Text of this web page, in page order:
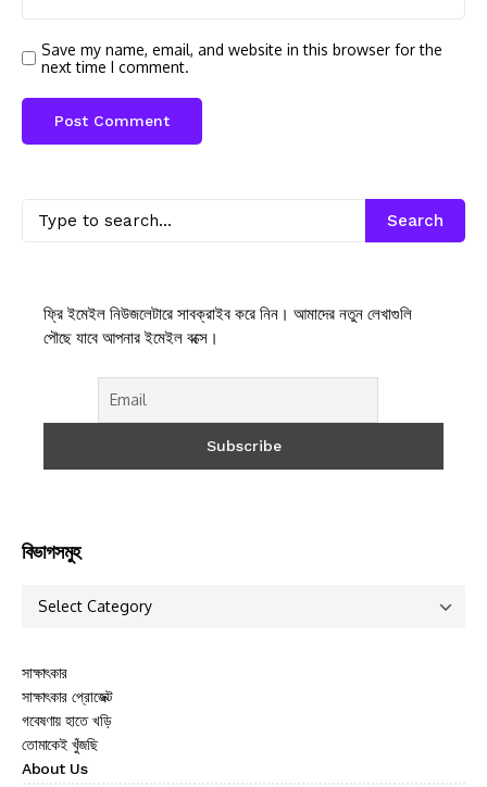
Save my name, email, and website in this browser for the
next time I comment.
Search
ফ্রি ইমেইল নিউজলেটারে সাবক্রাইব করে নিন। আমাদের নতুন লেখাগুলি
পৌছে যাবে আপনার ইমেইল বক্সে।
বিভাগসমুহ
সাক্ষাৎকার
সাক্ষাৎকার প্রোজেক্ট
গবেষণায় হাতে খড়ি
তোমাকেই খুঁজছি
About Us